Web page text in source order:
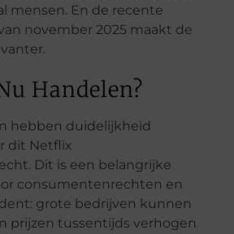
mensen. En de recente
november 2025 maakt de
Handelen?
hebben duidelijkheid
dit Netflix
Dit is een belangrijke
consumentenrechten en
grote bedrijven kunnen
prijzen tussentijds verhogen